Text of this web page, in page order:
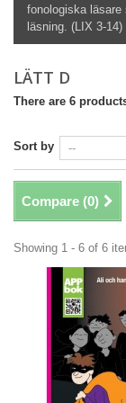
fonologiska läsare
läsning. (LIX 3-14)
LÄTT D
There are 6
Sort by
Compare (0)
Showing 1 - 6 of 6